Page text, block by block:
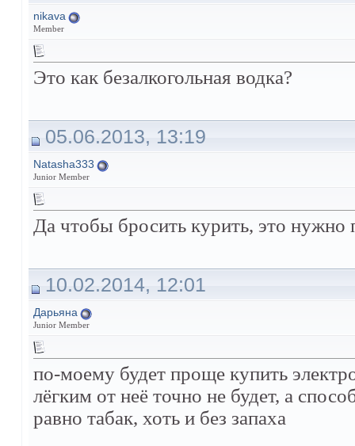
nikava
Member
Это как безалкогольная водка?
05.06.2013, 13:19
Natasha333
Junior Member
Да чтобы бросить курить, это нужно
10.02.2014, 12:01
Дарьяна
Junior Member
по-моему будет проще купить
лёгким от неё точно не будет, а
равно табак, хоть и без запаха